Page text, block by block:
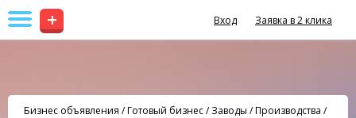
+ Вход Заявка в 2 клика
Бизнес объявления /Готовый бизнес/Заводы / Производства /